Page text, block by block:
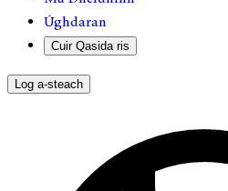
Úghdaran
Cuir Qasida ris
Log a-steach